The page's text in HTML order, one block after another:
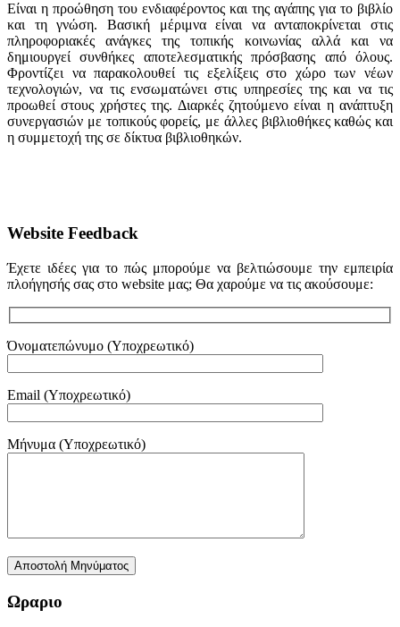
Είναι η προώθηση του ενδιαφέροντος και της αγάπης για το βιβλίο
και τη γνώση. Βασική μέριμνα είναι να ανταποκρίνεται στις
πληροφοριακές ανάγκες της τοπικής κοινωνίας αλλά και να
δημιουργεί συνθήκες αποτελεσματικής πρόσβασης από όλους.
Φροντίζει να παρακολουθεί τις εξελίξεις στο χώρο των νέων
τεχνολογιών, να τις ενσωματώνει στις υπηρεσίες της και να τις
προωθεί στους χρήστες της. Διαρκές ζητούμενο είναι η ανάπτυξη
συνεργασιών με τοπικούς φορείς, με άλλες βιβλιοθήκες καθώς και
η συμμετοχή της σε δίκτυα βιβλιοθηκών.
Website Feedback
Έχετε ιδέες για το πώς μπορούμε να βελτιώσουμε την εμπειρία
πλοήγησής σας στο website μας; Θα χαρούμε να τις ακούσουμε:
Όνοματεπώνυμο (Υποχρεωτικό)
Email (Υποχρεωτικό)
Μήνυμα (Υποχρεωτικό)
Ωραριο